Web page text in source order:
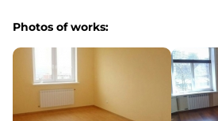
Photos of works: